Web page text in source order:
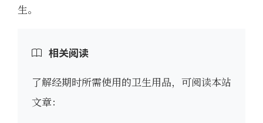
生。
相关阅读
了解经期时所需使用的卫生用品，可阅读本站
文章：